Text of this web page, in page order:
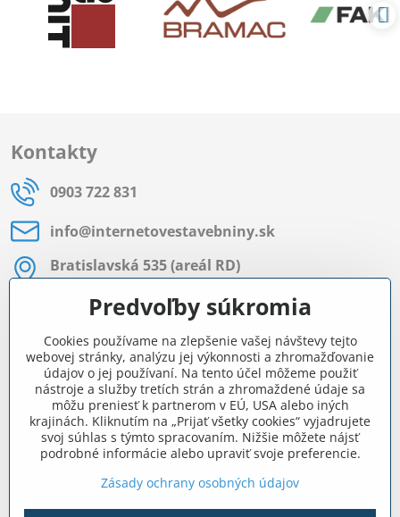
Kontakty
0903 722 831
info​@internetovestavebniny​.sk
Bratislavská 535 (areál RD)
Most pri Bratislave
Pon - Pia 8:00 - 11:30 a 12:15 - 15:30
Facebook
Navigácia
Všetko o nákupe
Predvoľby súkromia
Cookies používame na zlepšenie vašej návštevy tejto
webovej stránky, analýzu jej výkonnosti a zhromažďovanie
údajov o jej používaní. Na tento účel môžeme použiť
nástroje a služby tretích strán a zhromaždené údaje sa
môžu preniesť k partnerom v EÚ, USA alebo iných
krajinách. Kliknutím na „Prijať všetky cookies“ vyjadrujete
svoj súhlas s týmto spracovaním. Nižšie môžete nájsť
podrobné informácie alebo upraviť svoje preferencie.
Zásady ochrany osobných údajov